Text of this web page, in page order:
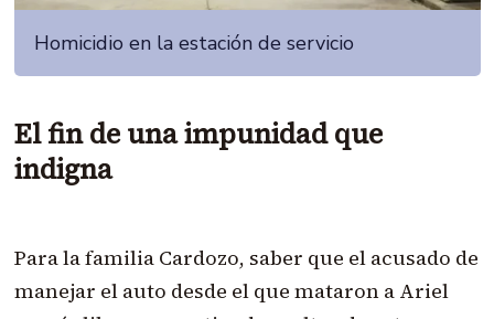
Homicidio en la estación de servicio
El fin de una impunidad que
indigna
Para la familia Cardozo, saber que el acusado de
manejar el auto desde el que mataron a Ariel